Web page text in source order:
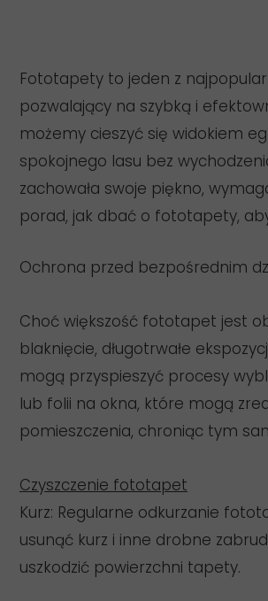
Fototapety to jeden z
pozwalający na szybką i
możemy cieszyć się widokiem
spokojnego lasu bez
zachowała swoje piękno,
porad, jak dbać o fototapety, aby
Ochrona przed bezpośrednim
Choć większość fototapet jest
blaknięcie, długotrwałe
mogą przyspieszyć procesy
lub folii na okna, które mogą
pomieszczenia, chroniąc tym
Czyszczenie fototapet
Kurz: Regularne odkurzanie
usunąć kurz i inne drobne
uszkodzić powierzchni tapety.